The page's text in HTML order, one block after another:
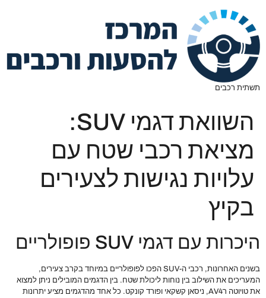
תשתית רכבים
השוואת דגמי SUV:
מציאת רכבי שטח עם
עלויות נגישות לצעירים
בקיץ
היכרות עם דגמי SUV פופולריים
בשנים האחרונות, רכבי ה-SUV הפכו לפופולריים במיוחד בקרב צעירים,
המעריכים את השילוב בין נוחות ליכולת שטח. בין הדגמים המובילים ניתן למצוא
את טויוטה רAV4, ניסאן קשקאי ופורד קונקט. כל אחד מהדגמים מציע יתרונות